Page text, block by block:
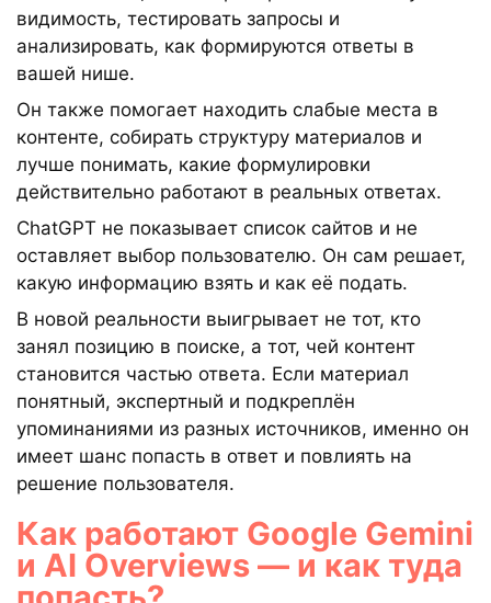
видимость, тестировать запросы и
анализировать, как формируются ответы в
вашей нише.
Он также помогает находить слабые места в
контенте, собирать структуру материалов и
лучше понимать, какие формулировки
действительно работают в реальных ответах.
ChatGPT не показывает список сайтов и не
оставляет выбор пользователю. Он сам решает,
какую информацию взять и как её подать.
В новой реальности выигрывает не тот, кто
занял позицию в поиске, а тот, чей контент
становится частью ответа. Если материал
понятный, экспертный и подкреплён
упоминаниями из разных источников, именно он
имеет шанс попасть в ответ и повлиять на
решение пользователя.
Как работают Google Gemini
и AI Overviews — и как туда